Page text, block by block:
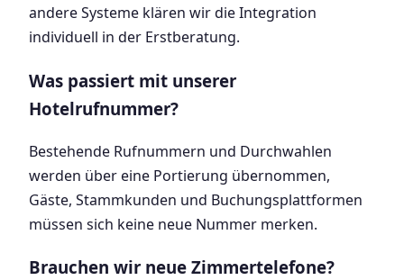
andere Systeme klären wir die Integration
individuell in der Erstberatung.
Was passiert mit unserer
Hotelrufnummer?
Bestehende Rufnummern und Durchwahlen
werden über eine Portierung übernommen,
Gäste, Stammkunden und Buchungsplattformen
müssen sich keine neue Nummer merken.
Brauchen wir neue Zimmertelefone?